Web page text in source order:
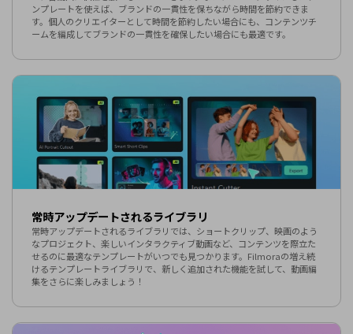
ンプレートを使えば、ブランドの一貫性を保ちながら時間を節約できま
す。個人のクリエイターとして時間を節約したい場合にも、コンテンツチ
ームを編成してブランドの一貫性を確保したい場合にも最適です。
常時アップデートされるライブラリ
常時アップデートされるライブラリでは、ショートクリップ、映画のよう
なプロジェクト、楽しいインタラクティブ動画など、コンテンツを際立た
せるのに最適なテンプレートがいつでも見つかります。Filmoraの増え続
けるテンプレートライブラリで、新しく追加された機能を試して、動画編
集をさらに楽しみましょう！